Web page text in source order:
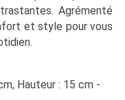
Agrémenté
et style pour vous
Hauteur : 15 cm -